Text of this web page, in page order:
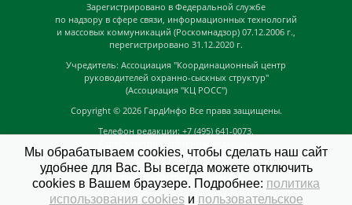
Зарегистрировано в Федеральной службе
по надзору в сфере связи, информационных технологий
и массовых коммуникаций (Роскомнадзор) 07.12.2006 г.,
перегистрировано 31.12.2020 г.
Учредитель: Ассоциация "Координационный центр
руководителей охранно-сыскных структур"
(Ассоциация "КЦ РОСС")
Copyright © 2026 ГардИнфо Все права защищены.
Телефон редакции: +7 (495) 641-0073,
news@guardinfo.online
Главный редактор: Кузьмин Д.А.
На сайте могут быть размещены
Мы обрабатываем cookies, чтобы сделать наш сайт
удобнее для Вас. Вы всегда можете отключить
cookies в Вашем браузере. Подробнее: политика
использования cookiesи пользовательское